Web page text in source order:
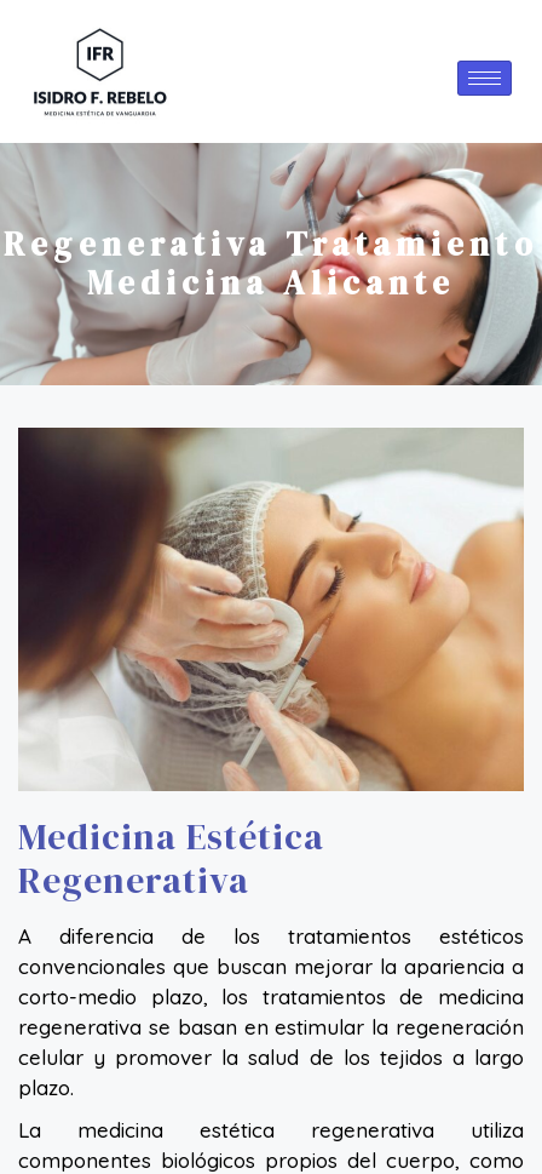
Regenerativa Tratamiento
Medicina Alicante
Medicina Estética
Regenerativa
A diferencia de los tratamientos estéticos
convencionales que buscan mejorar la apariencia a
corto-medio plazo, los tratamientos de medicina
regenerativa se basan en estimular la regeneración
celular y promover la salud de los tejidos a largo
plazo.
La medicina estética regenerativa utiliza
componentes biológicos propios del cuerpo, como